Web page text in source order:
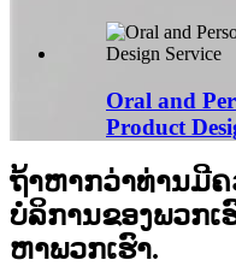
Oral and
Product
ຖ້າຫາກວ່າທ່ານມີ
ບໍລິການຂອງພວກເ
ຫາພວກເຮົາ.